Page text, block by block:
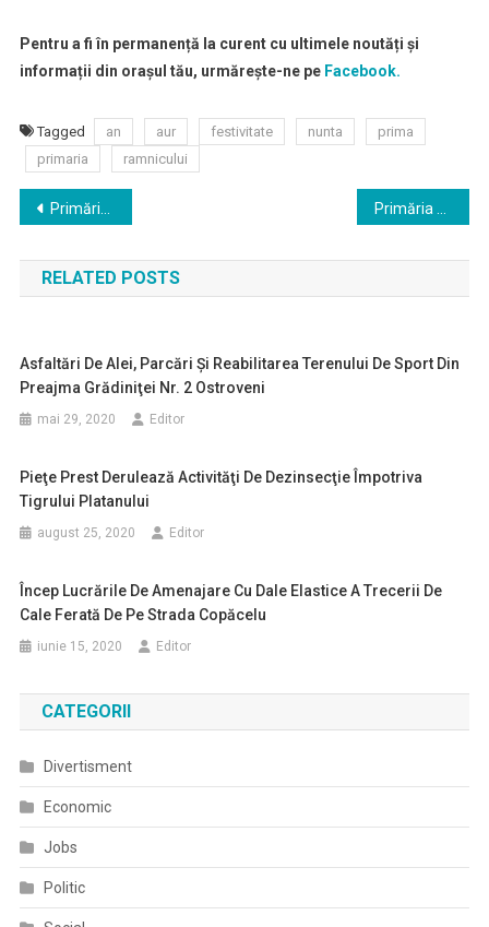
Pentru a fi în permanență la curent cu ultimele noutăți și
informații din orașul tău, urmărește-ne peFacebook.
Tagged an aur festivitate nunta
prima
primaria
ramnicului
Navigare
în
articole
Primăria Râmnicu Vâlcea răspunde solicitărilor proprietarilor de animale de companie şi amenajează două spaţii pentru plimbat câinii
RELATED POSTS
Asfaltări De Alei, Parcări Şi Reabilitarea Terenului De Sport Din
Preajma Grădiniţei Nr. 2 Ostroveni
mai 29, 2020 Editor
Pieţe Prest Derulează Activităţi De Dezinsecţie Împotriva
Tigrului Platanului
august 25, 2020 Editor
Încep Lucrările De Amenajare Cu Dale Elastice A Trecerii De
Cale Ferată De Pe Strada Copăcelu
iunie 15, 2020 Editor
CATEGORII
Divertisment
Economic
Jobs
Politic